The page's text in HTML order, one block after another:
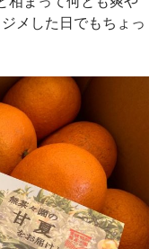
メした日でもちょっ